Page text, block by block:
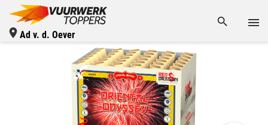
Ad v. d. Oever